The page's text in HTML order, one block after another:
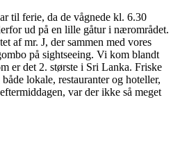
til ferie, da de vågnede kl. 6.30
ud på en lille gåtur i nærområdet.
af mr. J, der sammen med vores
på sightseeing. Vi kom blandt
er det 2. største i Sri Lanka. Friske
lokale, restauranter og hoteller,
var der ikke så meget